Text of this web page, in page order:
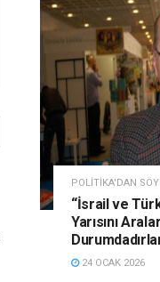
POLITIKA'DAN
“İsrail ve
Yarısını
24 OCAK 2026